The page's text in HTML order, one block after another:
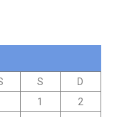
S
D
1
2